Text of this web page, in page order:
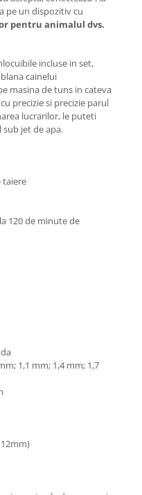
pe un dispozitiv cu
pentru animalul dvs.
incluse in set,
cainelui
masina de tuns in cateva
precizie si precizie parul
lucrarilor, le puteti
jet de apa.
taiere
120 de minute de
da
1,1 mm; 1,4 mm; 1,7